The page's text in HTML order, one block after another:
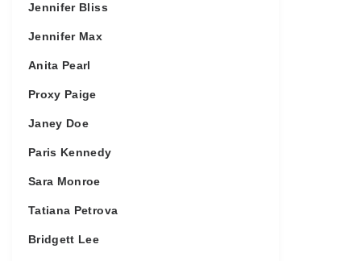
Jennifer Bliss
Jennifer Max
Anita Pearl
Proxy Paige
Janey Doe
Paris Kennedy
Sara Monroe
Tatiana Petrova
Bridgett Lee